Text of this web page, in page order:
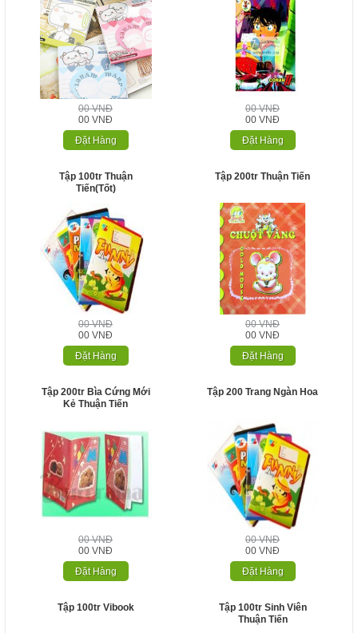
00 VNĐ
00 VNĐ
Đặt Hàng
00 VNĐ
00 VNĐ
Đặt Hàng
Tập 100tr Thuận
Tiến(Tốt)
00 VNĐ
00 VNĐ
Đặt Hàng
Tập 200tr Thuận Tiến
00 VNĐ
00 VNĐ
Đặt Hàng
Tập 200tr Bìa Cứng Mới
Kẻ Thuận Tiến
00 VNĐ
00 VNĐ
Đặt Hàng
Tập 200 Trang Ngàn Hoa
00 VNĐ
00 VNĐ
Đặt Hàng
Tập 100tr Vibook
Tập 100tr Sinh Viên
Thuận Tiến